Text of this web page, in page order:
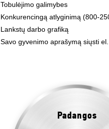
Tobulėjimo galimybes
Konkurencingą atlyginimą (800-
Lankstų darbo grafiką
Savo gyvenimo aprašymą siųsti
Padangos